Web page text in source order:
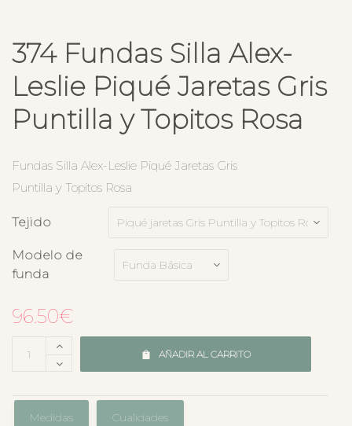
374 Fundas Silla Alex-
Leslie Piqué Jaretas Gris
Puntilla y Topitos Rosa
Fundas Silla Alex-Leslie Piqué Jaretas Gris
Puntilla y Topitos Rosa
Tejido
Modelo de
funda
96.50€
AÑADIR AL CARRITO
Medidas Cualidades